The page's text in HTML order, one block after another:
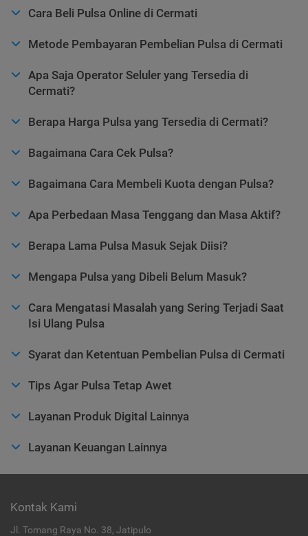
Cara Beli Pulsa Online di Cermati
Metode Pembayaran Pembelian Pulsa di Cermati
Apa Saja Operator Seluler yang Tersedia di
Cermati?
Berapa Harga Pulsa yang Tersedia di Cermati?
Bagaimana Cara Cek Pulsa?
Bagaimana Cara Membeli Kuota dengan Pulsa?
Apa Perbedaan Masa Tenggang dan Masa Aktif?
Berapa Lama Pulsa Masuk Sejak Diisi?
Mengapa Pulsa yang Dibeli Belum Masuk?
Cara Mengatasi Masalah yang Sering Terjadi Saat
Isi Ulang Pulsa
Syarat dan Ketentuan Pembelian Pulsa di Cermati
Tips Agar Pulsa Tetap Awet
Layanan Produk Digital Lainnya
Layanan Keuangan Lainnya
Kontak Kami
Jl. Tomang Raya No. 38, Jatipulo